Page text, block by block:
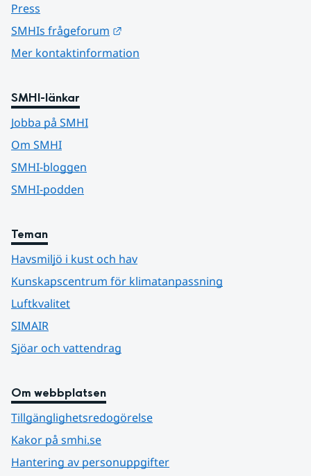
Press
SMHIs frågeforum
Mer kontaktinformation
SMHI-länkar
Jobba på SMHI
Om SMHI
SMHI-bloggen
SMHI-podden
Teman
Havsmiljö i kust och hav
Kunskapscentrum för klimatanpassning
Luftkvalitet
SIMAIR
Sjöar och vattendrag
Om webbplatsen
Tillgänglighetsredogörelse
Kakor på smhi.se
Hantering av personuppgifter